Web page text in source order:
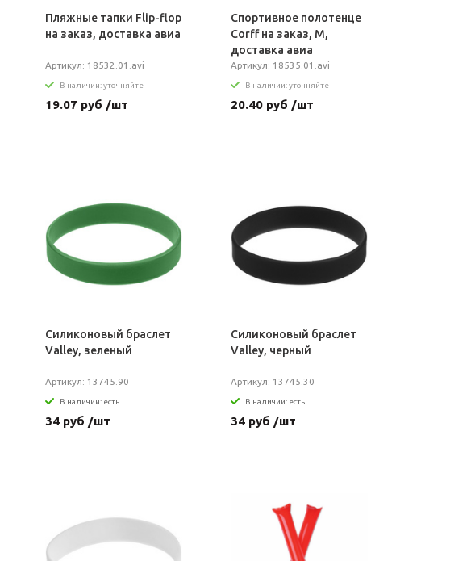
Пляжные тапки Flip-flop
на заказ, доставка авиа
Артикул: 18532.01.avi
В наличии: уточняйте
19.07 руб /шт
Спортивное полотенце
Сorff на заказ, M,
доставка авиа
Артикул: 18535.01.avi
В наличии: уточняйте
20.40 руб /шт
Силиконовый браслет
Valley, зеленый
Артикул: 13745.90
В наличии: есть
34 руб /шт
Силиконовый браслет
Valley, черный
Артикул: 13745.30
В наличии: есть
34 руб /шт